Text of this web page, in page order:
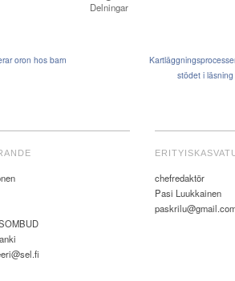
Delningar
oron hos barn
stödet i
chefredaktör
Pasi Luukkainen